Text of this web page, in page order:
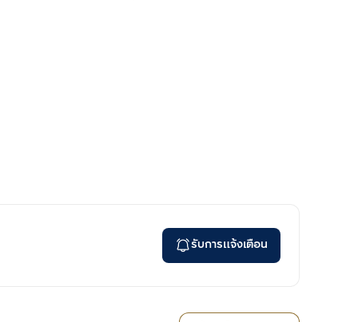
รับการแจ้งเตือน